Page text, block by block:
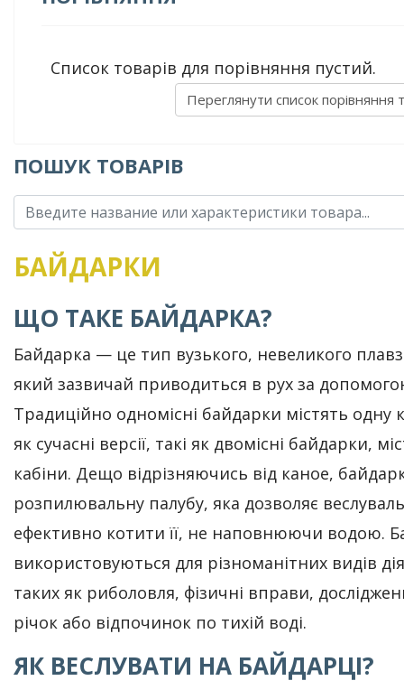
Список товарів для порівняння пустий.
Переглянути список порівняння
ПОШУК ТОВАРІВ
БАЙДАРКИ
ЩО ТАКЕ БАЙДАРКА?
Байдарка — це тип вузького, невеликого
який зазвичай приводиться в рух за
Традиційно одномісні байдарки містять одну
як сучасні версії, такі як двомісні байдарки,
кабіни. Дещо відрізняючись від каное,
розпилювальну палубу, яка дозволяє
ефективно котити її, не наповнюючи водою.
використовуються для різноманітних видів
таких як риболовля, фізичні вправи,
річок або відпочинок по тихій воді.
ЯК ВЕСЛУВАТИ НА БАЙДАРЦІ?